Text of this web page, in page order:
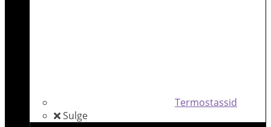
Termostassid
Sulge